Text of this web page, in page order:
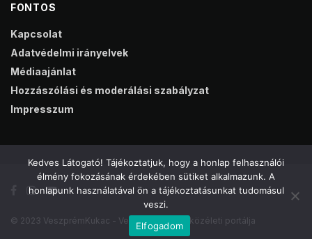
FONTOS
Kapcsolat
Adatvédelmi irányelvek
Médiaajánlat
Hozzászólási és moderálási szabályzat
Impresszum
© 2023 VeszprémKukac - Veszprém online közéleti portálja
Kedves Látogató! Tájékoztatjuk, hogy a honlap felhasználói
élmény fokozásának érdekében sütiket alkalmazunk. A
honlapunk használatával ön a tájékoztatásunkat tudomásul
veszi.
Elfogadom